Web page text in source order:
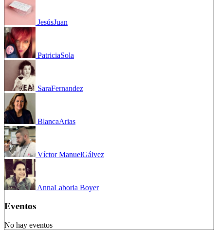
JesúsJuan
PatriciaSola
SaraFernandez
BlancaArias
Víctor ManuelGálvez
AnnaLaboria Boyer
Eventos
No hay eventos